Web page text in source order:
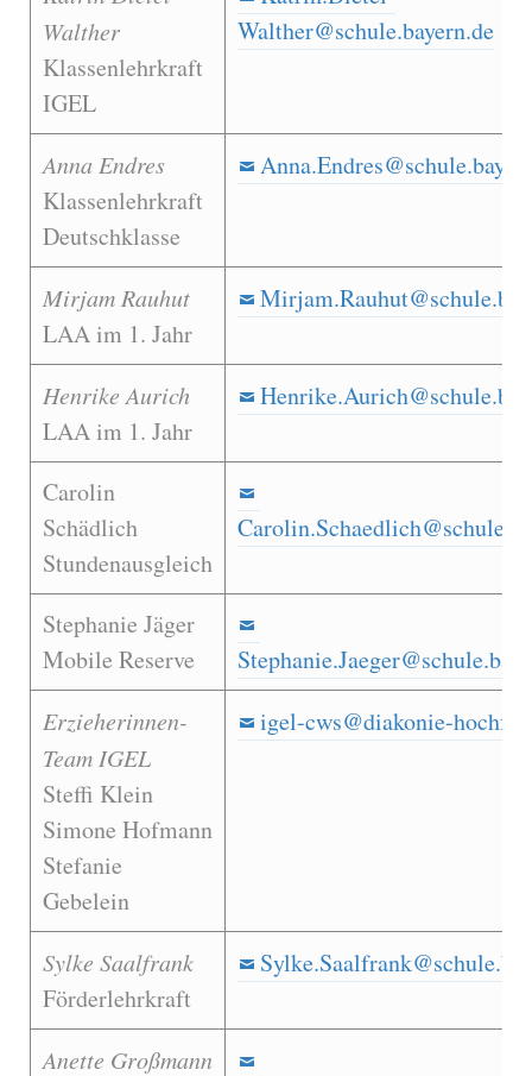
Walther
Klassenlehrkraft
IGEL
Walther@schule.bayern.de
Anna Endres
Klassenlehrkraft
Deutschklasse
Mirjam Rauhut
LAA im 1. Jahr
Henrike Aurich
LAA im 1. Jahr
Carolin
Schädlich
Stundenausgleich
Stephanie Jäger
Mobile Reserve
Erzieherinnen-
Team IGEL
Steffi Klein
Simone Hofmann
Stefanie
Gebelein
igel-cws@diakonie-
Sylke Saalfrank
Förderlehrkraft
Anette Großmann